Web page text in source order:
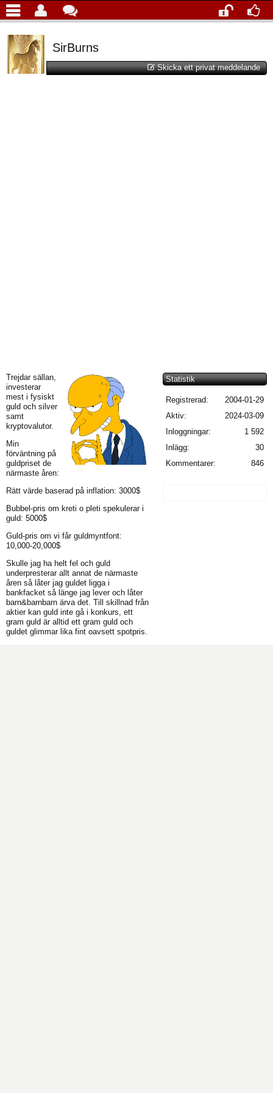
SirBurns
Skicka ett privat meddelande
Trejdar sällan,
investerar
mest i fysiskt
guld och silver
samt
kryptovalutor.
Min
förväntning på
guldpriset de
närmaste åren:
Rätt värde baserad på inflation: 3000$
Bubbel-pris om kreti o pleti spekulerar i
guld: 5000$
Guld-pris om vi får guldmyntfont:
10,000-20,000$
Skulle jag ha helt fel och guld
underpresterar allt annat de närmaste
åren så låter jag guldet ligga i
bankfacket så länge jag lever och låter
barn&barnbarn ärva det. Till skillnad från
aktier kan guld inte gå i konkurs, ett
gram guld är alltid ett gram guld och
guldet glimmar lika fint oavsett spotpris.
Statistik
Registrerad:
2004-01-29
Aktiv:
2024-03-09
Inloggningar:
1 592
Inlägg:
30
Kommentarer:
846